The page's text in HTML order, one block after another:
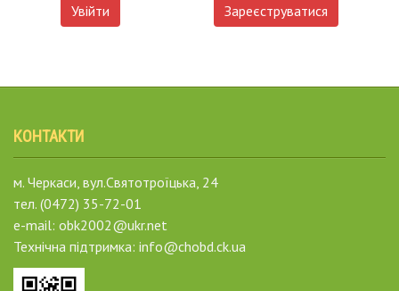
Увійти Зареєструватися
КОНТАКТИ
м. Черкаси, вул.Святотроїцька, 24
тел. (0472) 35-72-01
e-mail: obk2002@ukr.net
Технічна підтримка: info@chobd.ck.ua